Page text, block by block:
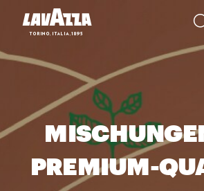
PREMIUM-